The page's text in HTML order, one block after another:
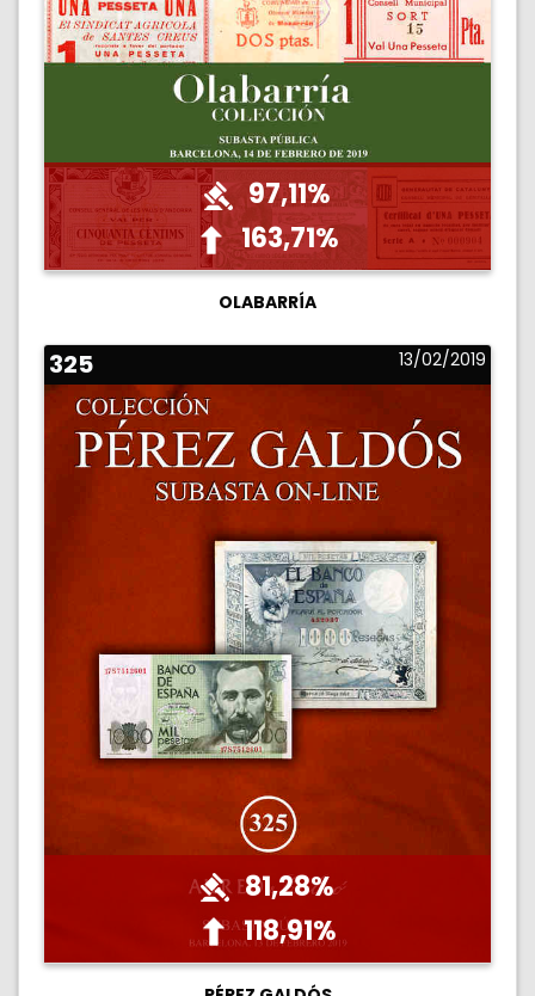
97,11%
163,71%
OLABARRÍA
325 13/02/2019
81,28%
118,91%